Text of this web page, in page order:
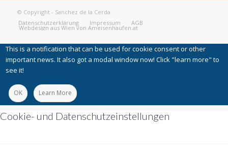
© Copyright - Sanchez de la Cerda
Datenschutzerklärung
Impressum AGB
Webdesign aus Wien von Ameisenhaufen.at
This is a notification that can be used for cookie consent or other
important news. It also got a modal window now! Click "learn more" to
see it!
OK Learn More
Cookie- und Datenschutzeinstellungen